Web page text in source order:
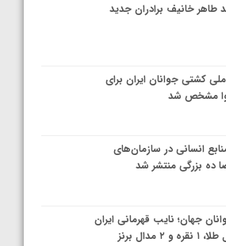
طاهر خانیف برادران جدید
کشتی جوانان ایران برای
مشخص شد
انسانی در سازمان‌های
ده بزرگی منتشر شد
جهان؛ نایب قهرمانی ایران